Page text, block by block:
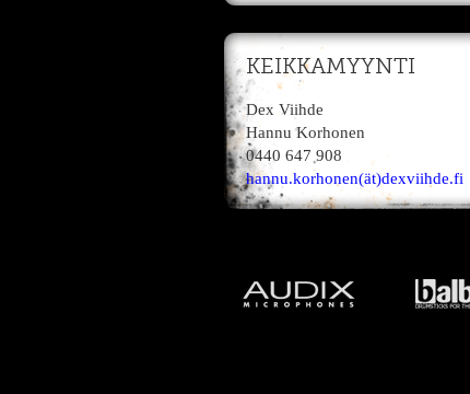
KEIKKAMYYNTI
Dex Viihde
Hannu Korhonen
0440 647 908
hannu.korhonen(ät)dexviihde.fi